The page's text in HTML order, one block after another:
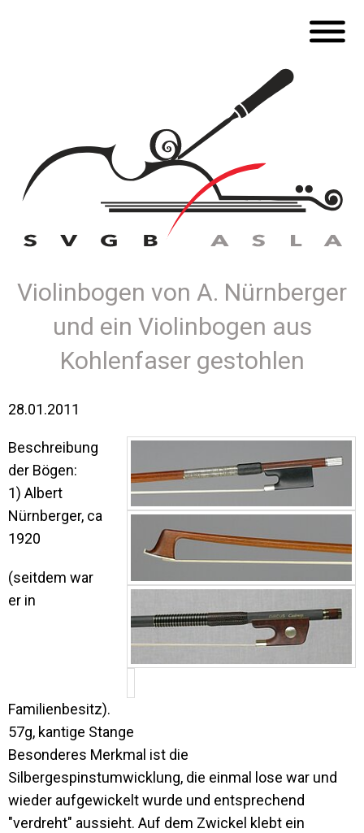
Violinbogen von A. Nürnberger
und ein Violinbogen aus
Kohlenfaser gestohlen
28.01.2011
Beschreibung
der Bögen:
1) Albert
Nürnberger, ca
1920
(seitdem war
er in
Familienbesitz).
57g, kantige Stange
Besonderes Merkmal ist die
Silbergespinstumwicklung, die einmal lose war und
wieder aufgewickelt wurde und entsprechend
"verdreht" aussieht. Auf dem Zwickel klebt ein